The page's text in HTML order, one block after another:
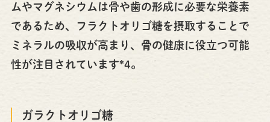
ムやマグネシウムは骨や歯の形成に必要な栄養素
であるため、フラクトオリゴ糖を摂取することで
ミネラルの吸収が高まり、骨の健康に役立つ可能
性が注目されています*4。
ガラクトオリゴ糖